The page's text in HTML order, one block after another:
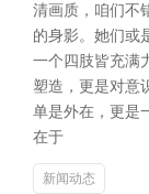
清画质，咱们不
的身影。她们或
一个四肢皆充满
塑造，更是对意
单是外在，更是
在于
新闻动态